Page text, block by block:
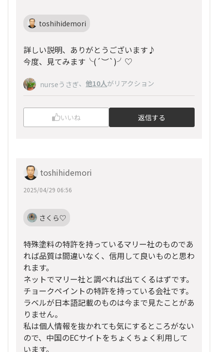
toshihidemori
詳しい説明、ありがとうございます♪
今度、見てみます╰( ´︶`)╯♡
nurseうさぎ、 他10人がリアクション
いいね 返信する
toshihidemori
2025/04/29 06:56
さくら♡
特殊塗料の特許を持っているマリー社のものであ
れば品質は間違いなく、信用して良いものと思わ
れます。
ネットでマリー社と調べれば出てくるはずです。
チョークペイントの特許を持っている会社です。
ラベルが日本語記載のものは今まで見たことがあ
りません。
私は個人情報を抜かれても気にするところがない
ので、中国のECサイトをちょくちょく利用して
います。